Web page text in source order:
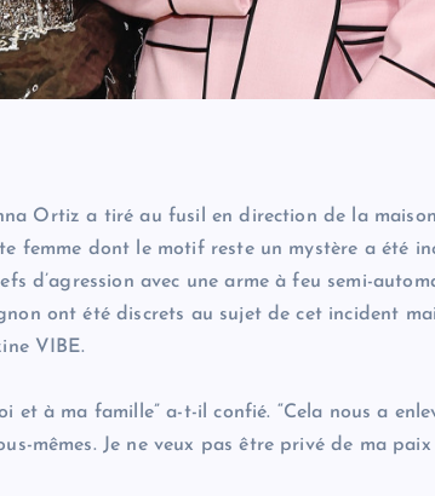
Ortiz a tiré au fusil en direction de la
femme dont le motif reste un mystère a été
d’agression avec une arme à feu semi-
ont été discrets au sujet de cet incident
VIBE.
et à ma famille” a-t-il confié. “Cela nous a
mêmes. Je ne veux pas être privé de ma paix